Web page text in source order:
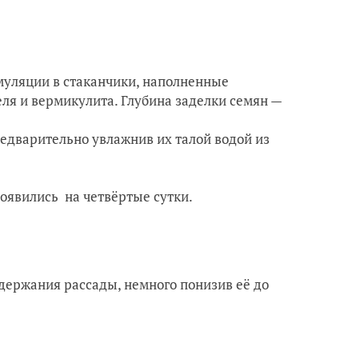
в стаканчики, наполненные
и вермикулита. Глубина заделки семян —
увлажнив их талой водой из
на четвёртые сутки.
рассады, немного понизив её до